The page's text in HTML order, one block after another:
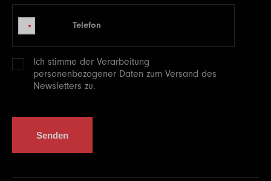
Telefon
Ich stimme der Verarbeitung
personenbezogener Daten zum Versand des
Newsletters zu.
Senden